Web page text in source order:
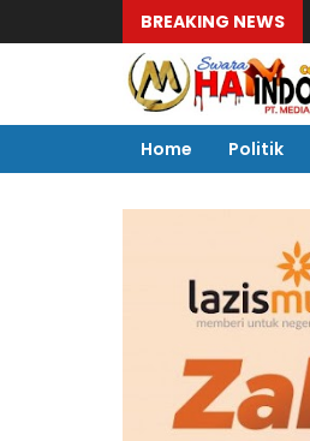
BREAKING NEWS
Home
Politik